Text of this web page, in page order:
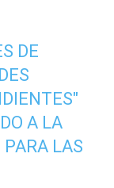
DE
A LA
LAS